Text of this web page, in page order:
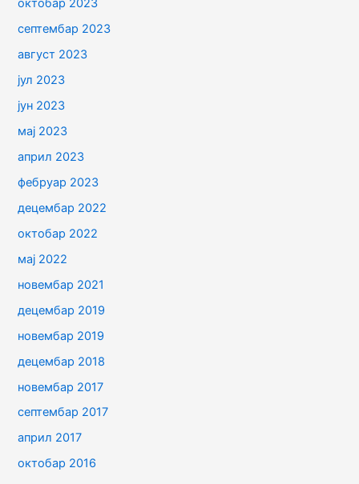
октобар 2023
септембар 2023
август 2023
јул 2023
јун 2023
мај 2023
април 2023
фебруар 2023
децембар 2022
октобар 2022
мај 2022
новембар 2021
децембар 2019
новембар 2019
децембар 2018
новембар 2017
септембар 2017
април 2017
октобар 2016